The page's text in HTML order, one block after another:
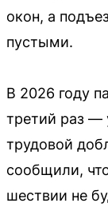
окон, а
пустыми.
В 2026 году
третий раз —
трудовой
сообщили,
шествии не